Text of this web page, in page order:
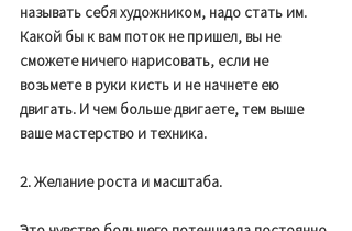
называть себя художником, надо стать им.
Какой бы к вам поток не пришел, вы не
сможете ничего нарисовать, если не
возьмете в руки кисть и не начнете ею
двигать. И чем больше двигаете, тем выше
ваше мастерство и техника.
2. Желание роста и масштаба.